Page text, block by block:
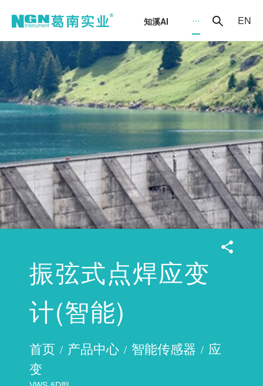
知溪AI EN
智能传感器
应变
应力
水位
压力
位移
倾斜
沉降
电缆及附件
数据采集设备
数据采集仪
读数仪
振弦式点焊应变
计(智能)
首页 / 产品中心 / 智能传感器 / 应
变